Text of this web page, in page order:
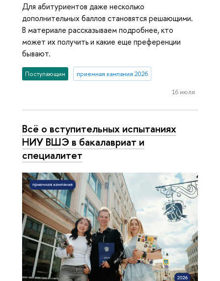
Для абитуриентов даже несколько
дополнительных баллов становятся решающими.
В материале рассказываем подробнее, кто
может их получить и какие еще преференции
бывают.
Поступающим приемная кампания 2026
16 июля
Всё о вступительных испытаниях
НИУ ВШЭ в бакалавриат и
специалитет